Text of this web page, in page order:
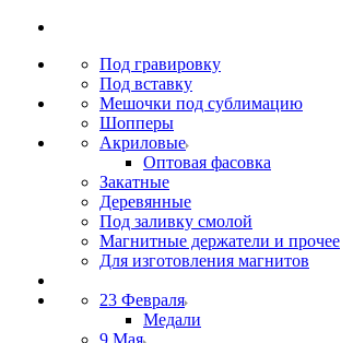
Под гравировку
Под вставку
Мешочки под сублимацию
Шопперы
Акриловые
Оптовая фасовка
Закатные
Деревянные
Под заливку смолой
Магнитные держатели и прочее
Для изготовления магнитов
23 Февраля
Медали
9 Мая